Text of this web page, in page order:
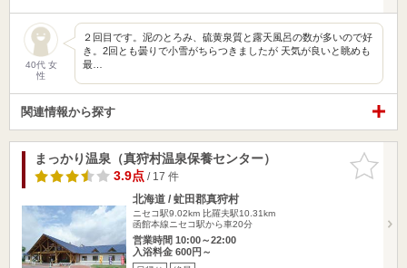
40代 女
性
２回目です。泥のとろみ、硫黄泉質と露天風呂の数が多いので好
き。2回とも曇りで小雪がちらつきましたが 天気が良いと眺めも
最…
関連情報から探す
お気に入
りに追加
まっかり温泉（真狩村温泉保養センター）
3.9点/ 17 件
北海道 / 虻田郡真狩村
ニセコ駅9.02km 比羅夫駅10.31km
函館本線ニセコ駅から車20分
営業時間 10:00～22:00
入浴料金 600円～